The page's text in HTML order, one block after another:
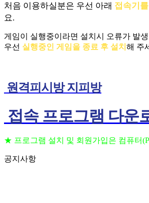
처음 이용하실분은 우선 아래 접속기
요.
게임이 실행중이라면 설치시 오류가 발
우선 실행중인 게임을 종료 후 설치 해 주
원격피시방 지피방
접속 프로그램 다운
★ 프로그램 설치 및 회원가입은 컴퓨터
공지사항